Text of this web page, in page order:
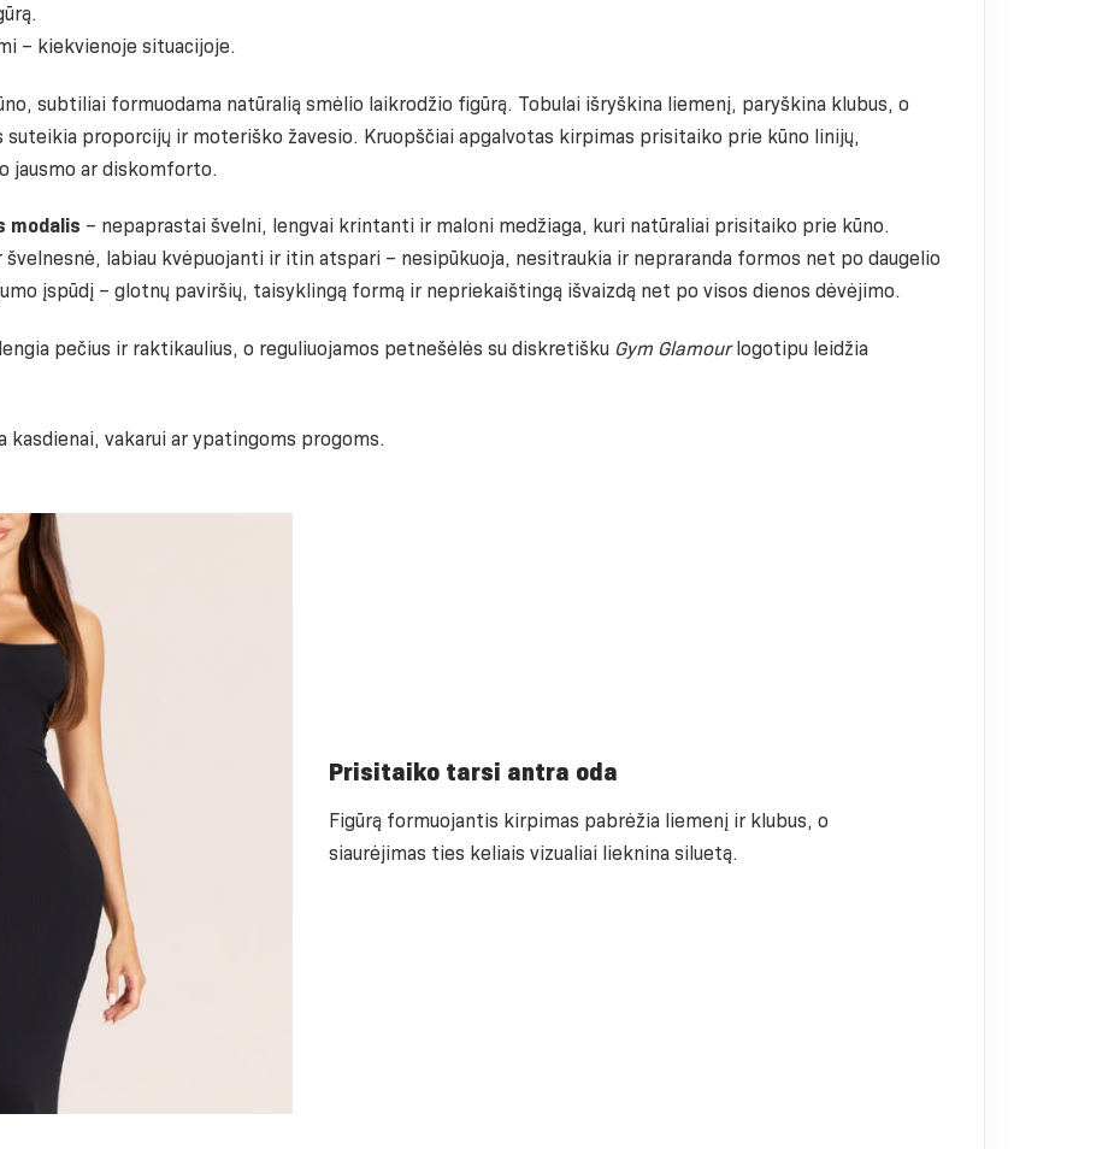
– kiekvienoje situacijoje.
subtiliai formuodama natūralią smėlio laikrodžio figūrą. Tobulai išryškina liemenį, paryškina klubus, o
proporcijų ir moteriško žavesio. Kruopščiai apgalvotas kirpimas prisitaiko prie kūno linijų,
jausmo ar diskomforto.
modalis – nepaprastai švelni, lengvai krintanti ir maloni medžiaga, kuri natūraliai prisitaiko prie kūno.
švelnesnė, labiau kvėpuojanti ir itin atspari – nesipūkuoja, nesitraukia ir nepraranda formos net po daugelio
įspūdį – glotnų paviršių, taisyklingą formą ir nepriekaištingą išvaizdą net po visos dienos dėvėjimo.
pečius ir raktikaulius, o reguliuojamos petnešėlės su diskretišku Gym Glamourlogotipu leidžia
kasdienai, vakarui ar ypatingoms progoms.
Prisitaiko tarsi antra oda
Figūrą formuojantis kirpimas pabrėžia liemenį ir klubus, o
siaurėjimas ties keliais vizualiai lieknina siluetą.